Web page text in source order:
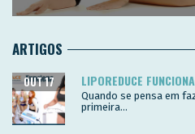
ARTIGOS
LIPOREDUCE FUNCIONA
OUT 17
Quando se pensa em
primeira...